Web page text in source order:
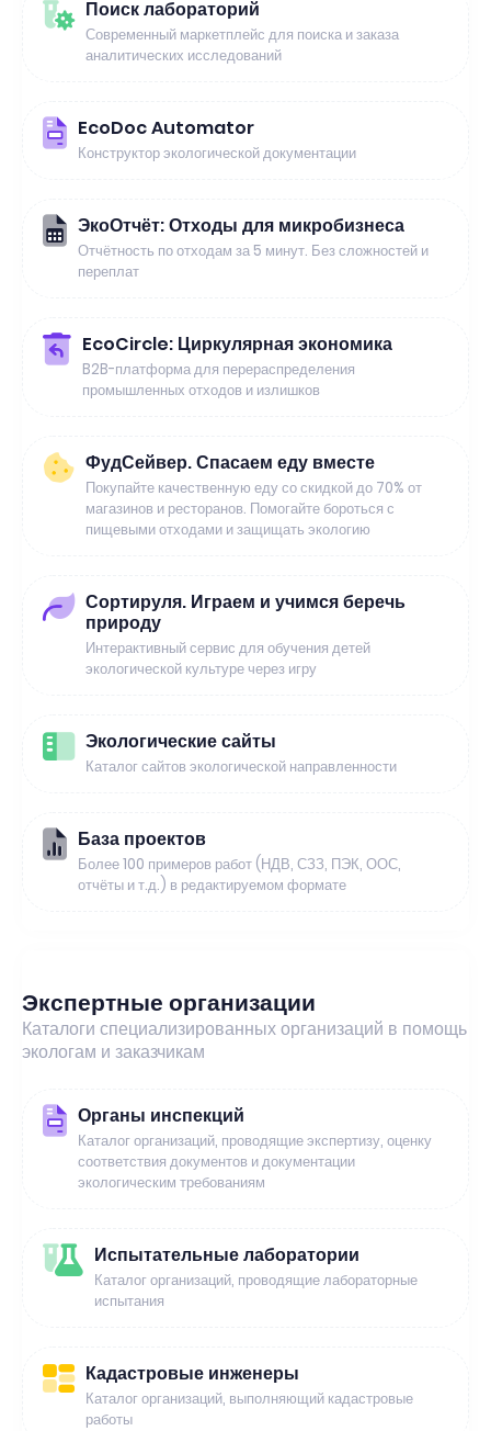
Поиск лабораторий
Современный маркетплейс для поиска и заказа
аналитических исследований
EcoDoc Automator
Конструктор экологической документации
ЭкоОтчёт: Отходы для микробизнеса
Отчётность по отходам за 5 минут. Без сложностей и
переплат
EcoCircle: Циркулярная экономика
B2B-платформа для перераспределения
промышленных отходов и излишков
ФудСейвер. Спасаем еду вместе
Покупайте качественную еду со скидкой до 70% от
магазинов и ресторанов. Помогайте бороться с
пищевыми отходами и защищать экологию
Сортируля. Играем и учимся беречь
природу
Интерактивный сервис для обучения детей
экологической культуре через игру
Экологические сайты
Каталог сайтов экологической направленности
База проектов
Более 100 примеров работ (НДВ, СЗЗ, ПЭК, ООС,
отчёты и т.д.) в редактируемом формате
Экспертные организации
Каталоги специализированных организаций в помощь
экологам и заказчикам
Органы инспекций
Каталог организаций, проводящие экспертизу, оценку
соответствия документов и документации
экологическим требованиям
Испытательные лаборатории
Каталог организаций, проводящие лабораторные
испытания
Кадастровые инженеры
Каталог организаций, выполняющий кадастровые
работы